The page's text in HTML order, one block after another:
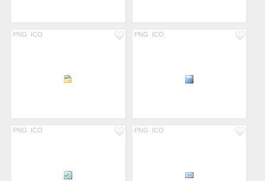
PNG ICO PNG ICO
PNG ICO PNG ICO